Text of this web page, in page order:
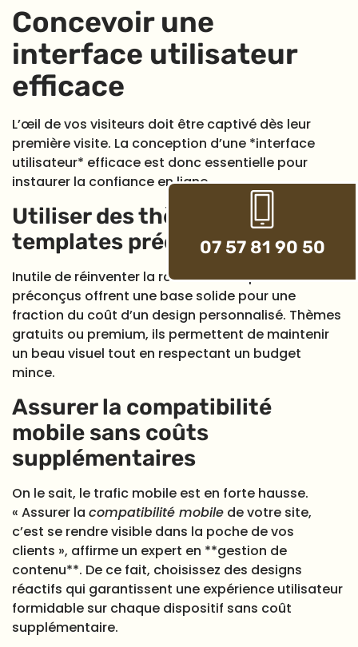
Concevoir une
interface utilisateur
efficace
L’œil de vos visiteurs doit être captivé dès leur
première visite. La conception d’une *interface
utilisateur* efficace est donc essentielle pour
instaurer la confiance en ligne.
Utiliser des thèmes et
templates préconçus
Inutile de réinventer la roue ! Les templates de sites
préconçus offrent une base solide pour une
fraction du coût d’un design personnalisé. Thèmes
gratuits ou premium, ils permettent de maintenir
un beau visuel tout en respectant un budget
mince.
Assurer la compatibilité
mobile sans coûts
supplémentaires
On le sait, le trafic mobile est en forte hausse.
« Assurer la compatibilité mobile de votre site,
c’est se rendre visible dans la poche de vos
clients », affirme un expert en **gestion de
contenu**. De ce fait, choisissez des designs
réactifs qui garantissent une expérience utilisateur
formidable sur chaque dispositif sans coût
supplémentaire.
07 57 81 90 50